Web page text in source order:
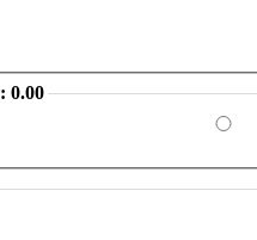
0.00